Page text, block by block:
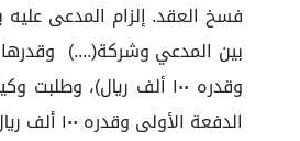
الدفعة الأولى وقدره ١٠٠ ألف ريال، وطلبت السير في الدعوى والحكم حضوريًا على المدعى عليه بالمبلغ محل الحصر، وبناء عليه، أصدرت الدائرة حكمها مبنياً على الأسباب التالية: